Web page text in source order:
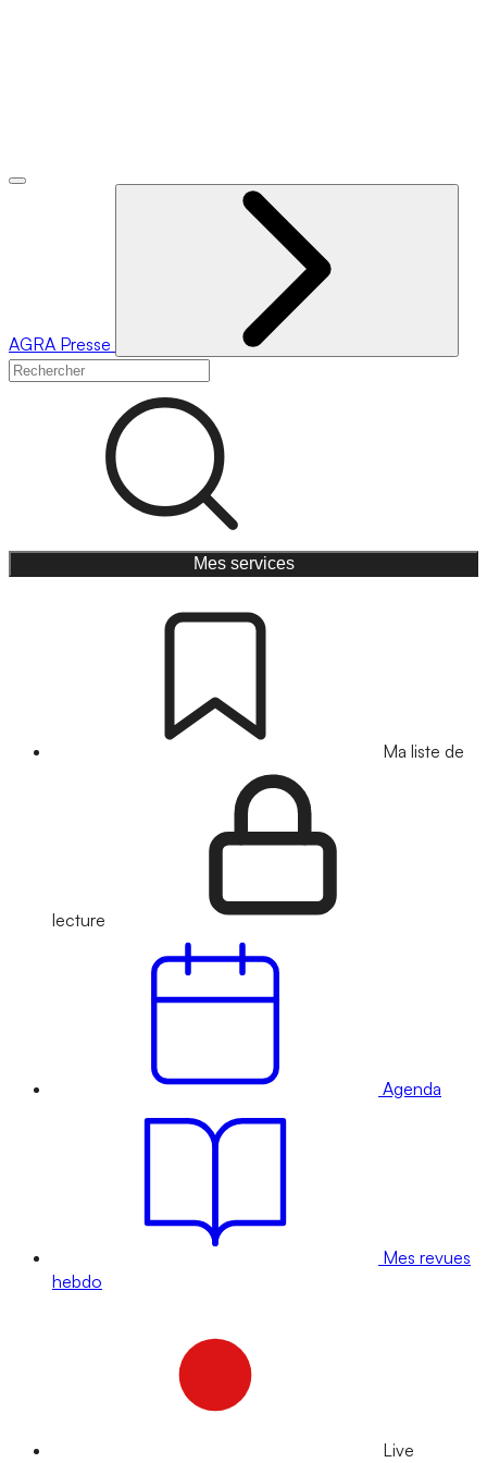
AGRA Presse
Mes services
Ma liste de
lecture
Agenda
Mes revues
hebdo
Live